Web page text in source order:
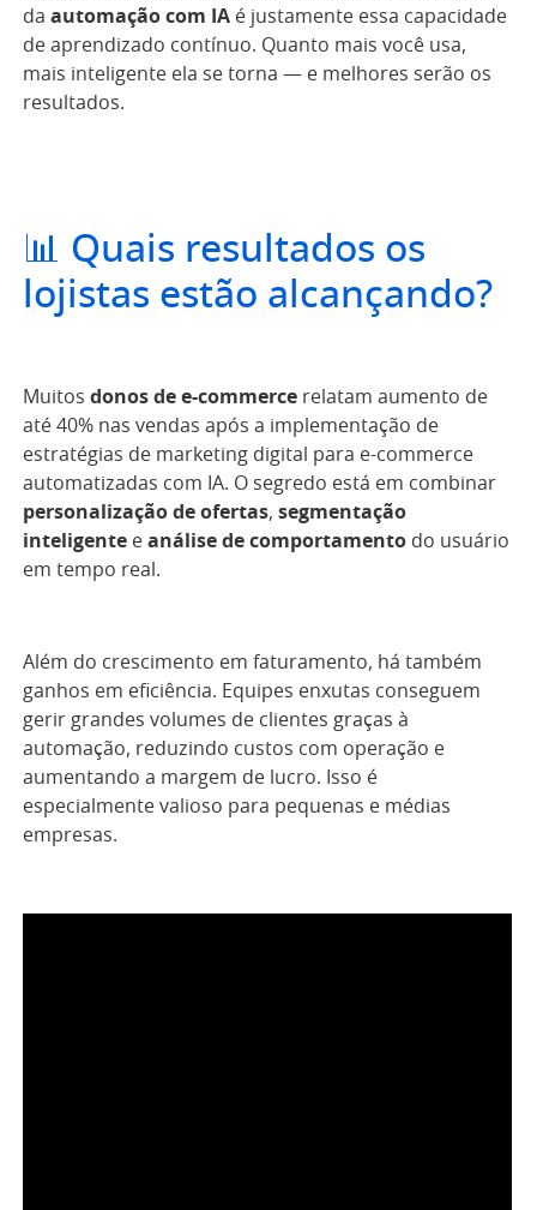
da automação com IA é justamente essa capacidade
de aprendizado contínuo. Quanto mais você usa,
mais inteligente ela se torna — e melhores serão os
resultados.
📊 Quais resultados os
lojistas estão alcançando?
Muitos donos de e-commerce relatam aumento de
até 40% nas vendas após a implementação de
estratégias de marketing digital para e-commerce
automatizadas com IA. O segredo está em combinar
personalização de ofertas, segmentação
inteligente e análise de comportamento do usuário
em tempo real.
Além do crescimento em faturamento, há também
ganhos em eficiência. Equipes enxutas conseguem
gerir grandes volumes de clientes graças à
automação, reduzindo custos com operação e
aumentando a margem de lucro. Isso é
especialmente valioso para pequenas e médias
empresas.